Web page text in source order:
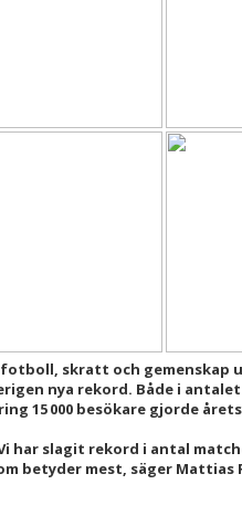
skratt och gemenskap
nya rekord. Både i antalet
15 000 besökare gjorde
har slagit rekord i antal
betyder mest, säger Mattias